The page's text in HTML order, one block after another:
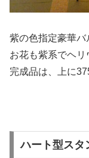
紫の色指定豪華バ
お花も紫系でヘリ
完成品は、上に
ハート型スタ